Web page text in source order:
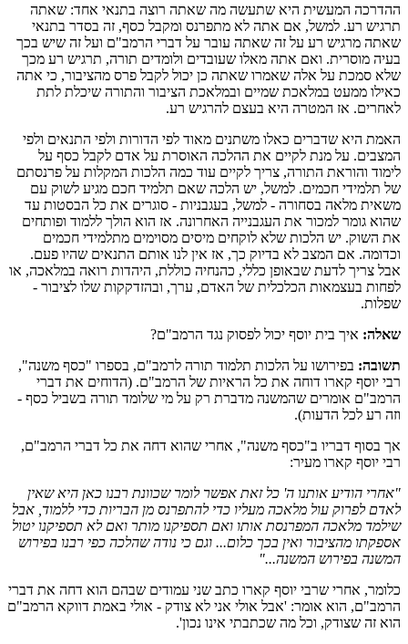
ההדרכה המעשית היא שתעשה מה שאתה רוצה בתנאי אחד: שאתה
תרגיש רע. למשל, אם אתה לא מתפרנס ומקבל כסף, זה בסדר בתנאי
שאתה מרגיש רע על זה שאתה עובר על דברי הרמב"ם ועל זה שיש בכך
בעיה מוסרית. ואם אתה מאלו שעובדים ולומדים תורה, תרגיש רע מכך
שלא סמכת על אלה שאמרו שאתה כן יכול לקבל פרס מהציבור, כי אתה
כאילו ממעט במלאכת שמיים ובמלאכת הציבור והתורה שיכלת לתת
לאחרים. אז המטרה היא בעצם להרגיש רע.
האמת היא שדברים כאלו משתנים מאוד לפי הדורות ולפי התנאים ולפי
המצבים. על מנת לקיים את ההלכה האוסרת על אדם לקבל כסף על
לימוד והוראת התורה, צריך לקיים עוד כמה הלכות המקלות על פרנסתם
של תלמידי חכמים. למשל, יש הלכה שאם תלמיד חכם מגיע לשוק עם
משאית מלאה בסחורה - למשל, בעגבניות - סוגרים את כל הבסטות עד
שהוא גומר למכור את העגבנייה האחרונה. אז הוא הולך ללמוד ופותחים
את השוק. יש הלכות שלא לוקחים מיסים מסוימים מתלמידי חכמים
וכדומה. אם המצב לא בדיוק כך, אז אין לנו אותם התנאים שהיו פעם.
אבל צריך לדעת שבאופן כללי, כהנחיה כוללת, היהדות רואה במלאכה, או
לפחות בעצמאות הכלכלית של האדם, ערך, ובהזדקקות שלו לציבור -
שפלות.
שאלה: איך בית יוסף יכול לפסוק נגד הרמב"ם?
תשובה: בפירושו על הלכות תלמוד תורה לרמב"ם, בספרו "כסף משנה",
רבי יוסף קארו דוחה את כל הראיות של הרמב"ם. (הדוחים את דברי
הרמב"ם אומרים שהמשנה מדברת רק על מי שלומד תורה בשביל כסף -
וזה רע לכל הדעות).
אך בסוף דבריו ב"כסף משנה", אחרי שהוא דחה את כל דברי הרמב"ם,
רבי יוסף קארו מעיר:
"אחרי הודיע אותנו ה' כל זאת אפשר לומר שכוונת רבנו כאן היא שאין
לאדם לפרוק עול מלאכה מעליו כדי להתפרנס מן הבריות כדי ללמוד, אבל
שילמד מלאכה המפרנסת אותו ואם תספיקנו מותר ואם לא תספיקנו יטול
אספקתו מהציבור ואין בכך כלום... וגם כי נודה שהלכה כפי רבנו בפירוש
המשנה בפירוש המשנה..."
כלומר, אחרי שרבי יוסף קארו כתב שני עמודים שבהם הוא דחה את דברי
הרמב"ם, הוא אומר: 'אבל אולי אני לא צודק - אולי באמת דווקא הרמב"ם
הוא זה שצודק, וכל מה שכתבתי אינו נכון'.